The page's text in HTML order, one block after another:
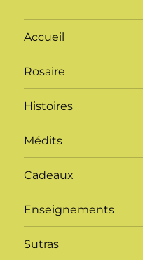
Accueil
Rosaire
Histoires
Médits
Cadeaux
Enseignements
Sutras